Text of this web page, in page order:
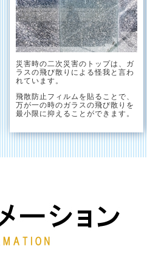
災害時の二次災害のトップは、ガ
ラスの飛び散りによる怪我と言わ
れています。
飛散防止フィルムを貼ることで、
万が一の時のガラスの飛び散りを
最小限に抑えることができます。